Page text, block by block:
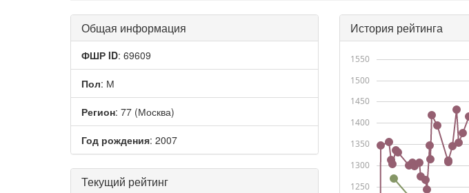
Общая информация
ФШР ID: 69609
Пол: М
Регион: 77 (Москва)
Год рождения: 2007
Текущий рейтинг
История рейтинга
1250
1300
1350
1400
1450
1500
1550